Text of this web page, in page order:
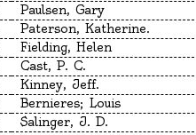
Paulsen, Gary
Paterson, Katherine.
Fielding, Helen
Cast, P. C.
Kinney, Jeff.
Bernieres; Louis
Salinger, J. D.